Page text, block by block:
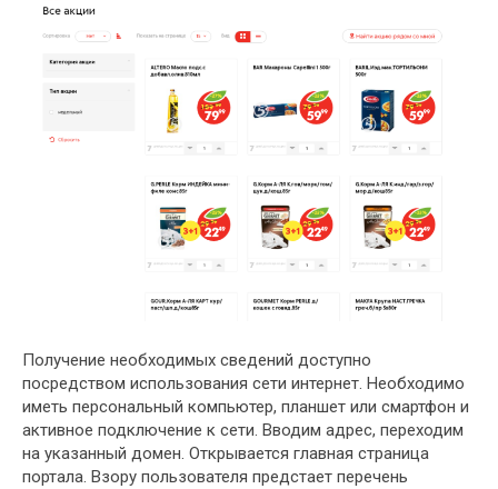
Получение необходимых сведений доступно
посредством использования сети интернет. Необходимо
иметь персональный компьютер, планшет или смартфон и
активное подключение к сети. Вводим адрес, переходим
на указанный домен. Открывается главная страница
портала. Взору пользователя предстает перечень